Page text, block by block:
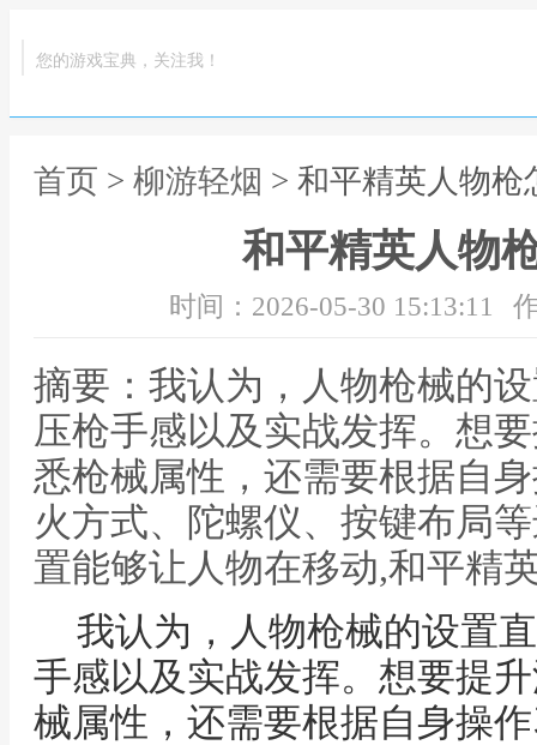
您的游戏宝典，关注我！
首页 > 柳游轻烟 > 和平精英人物枪
和平精英人物
时间：2026-05-30 15:13:11
摘要：我认为，人物枪械的
压枪手感以及实战发挥。想
悉枪械属性，还需要根据自
火方式、陀螺仪、按键布局
置能够让人物在移动,和平精
我认为，人物枪械的设置
手感以及实战发挥。想要提
械属性，还需要根据自身操